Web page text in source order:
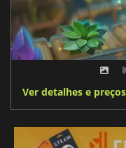
Ver detalhes e